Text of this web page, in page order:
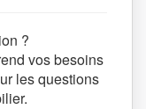
?
vos besoins
les questions